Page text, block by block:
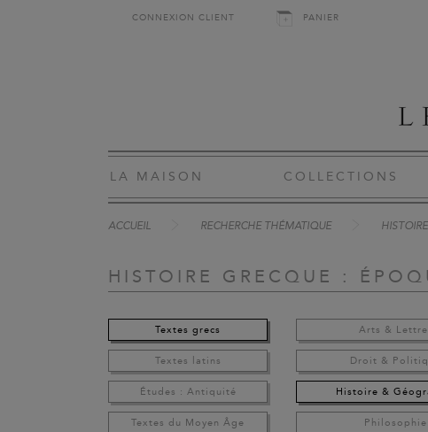
CONNEXION CLIENT PANIER
LA MAISON COLLECTIONS
ACCUEIL RECHERCHE THÉMATIQUE
HISTOIRE GRECQUE :
Textes grecs
Textes latins
Études : Antiquité
Textes du Moyen Âge
Arts &
Droit &
Histoire &
Philosophie